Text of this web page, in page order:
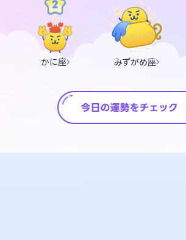
かに座 みずがめ座